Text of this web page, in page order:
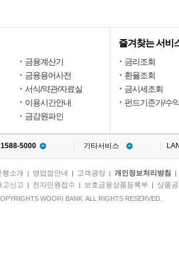
금융계산기
금융용어사전
서식/약관/자료실
이용시간안내
금감원파인
즐겨찾는 서비
금리조회
환율조회
금시세조회
펀드기준가/수
1588-5000 기타서비스
행소개 영업점안내 고객광장| 개인정보처리방침
고신고 전자민원접수 보호금융상품등록부 상품
WOORI BANK. ALL RIGHTS RESERVED.